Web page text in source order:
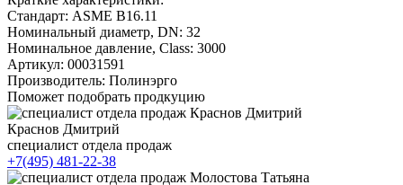
Стандарт: ASME B16.11
Номинальный диаметр, DN: 32
Номинальное давление, Class: 3000
Артикул: 00031591
Производитель: Полинэрго
Поможет подобрать продкуцию
Краснов Дмитрий
специалист отдела продаж
+7(495) 481-22-38